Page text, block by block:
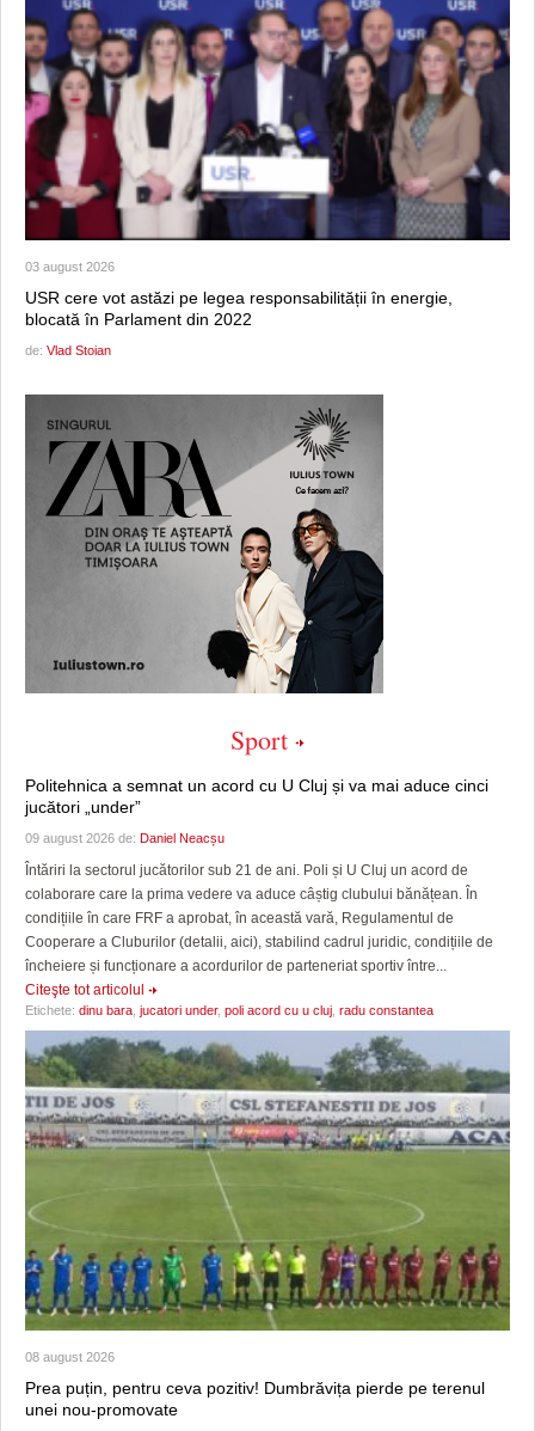
03 august 2026
USR cere vot astăzi pe legea responsabilității în energie,
blocată în Parlament din 2022
de: Vlad Stoian
Sport
Politehnica a semnat un acord cu U Cluj și va mai aduce cinci
jucători „under”
09 august 2026 de: Daniel Neacșu
Întăriri la sectorul jucătorilor sub 21 de ani. Poli și U Cluj un acord de
colaborare care la prima vedere va aduce câștig clubului bănățean. În
condițiile în care FRF a aprobat, în această vară, Regulamentul de
Cooperare a Cluburilor (detalii, aici), stabilind cadrul juridic, condițiile de
încheiere și funcționare a acordurilor de parteneriat sportiv între...
Citeşte tot articolul
Etichete: dinu bara jucatori under, poli acord cu u cluj radu constantea
08 august 2026
Prea puțin, pentru ceva pozitiv! Dumbrăvița pierde pe terenul
unei nou-promovate